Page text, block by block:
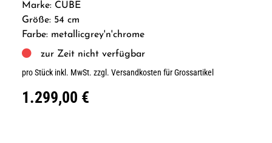
Marke: CUBE
Größe: 54 cm
Farbe: metallicgrey'n'chrome
zur Zeit nicht verfügbar
pro Stück inkl. MwSt. zzgl. Versandkosten für Grossartikel
1.299,00 €